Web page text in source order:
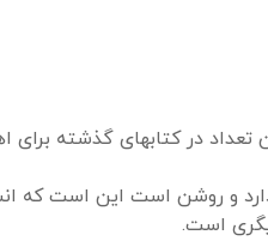
در کتابهای گذشته برای
و روشن است این است که
است.